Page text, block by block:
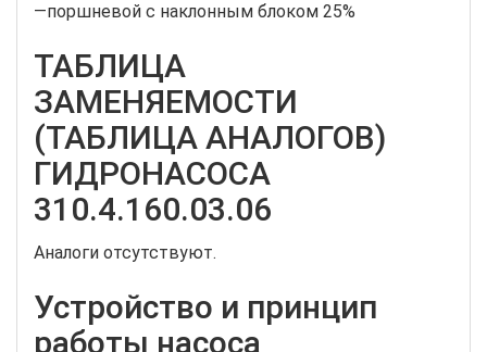
—поршневой с наклонным блоком 25%
ТАБЛИЦА
ЗАМЕНЯЕМОСТИ
(ТАБЛИЦА АНАЛОГОВ)
ГИДРОНАСОСА
310.4.160.03.06
Аналоги отсутствуют.
Устройство и принцип
работы насоса